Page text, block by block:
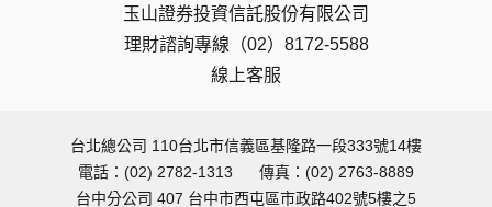
玉山證券投資信託股份有限公司
理財諮詢專線（02）8172-5588
線上客服
台北總公司 110台北市信義區基隆路一段333號14樓
電話：(02) 2782-1313
傳真：(02) 2763-8889
台中分公司 407 台中市西屯區市政路402號5樓之5